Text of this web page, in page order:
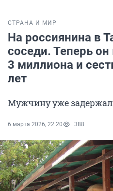
СТРАНА И МИР
На россиянина в
соседи. Теперь
3 миллиона и
лет
Мужчину уже
6 марта 2026, 22:20 388